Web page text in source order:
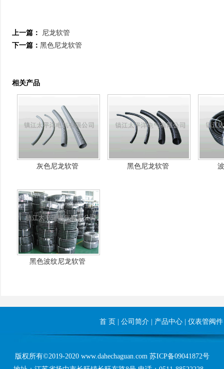
上一篇：
尼龙软管
下一篇： 黑色尼龙软管
相关产品
灰色尼龙软管 黑色尼龙软管
黑色波纹尼龙软管
首 页 公司简介| 产品中心| 仪表管阀件
版权所有©2019-2020 www.dahechaguan.com 苏ICP备09041872号